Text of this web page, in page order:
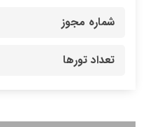
شماره مجوز
تعداد تورها